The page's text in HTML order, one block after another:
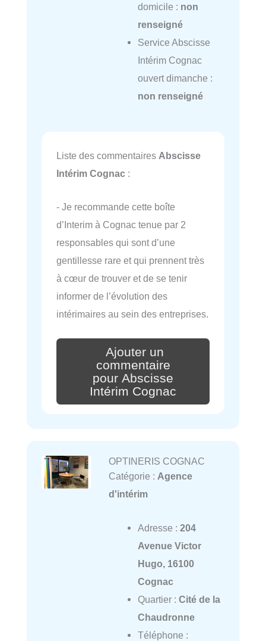
domicile : non
renseigné
Service Abscisse
Intérim Cognac
ouvert dimanche :
non renseigné
Liste des commentaires Abscisse
Intérim Cognac :
- Je recommande cette boîte
d’Interim à Cognac tenue par 2
responsables qui sont d’une
gentillesse rare et qui prennent très
à cœur de trouver et de se tenir
informer de l’évolution des
intérimaires au sein des entreprises.
Ajouter un
commentaire
pour Abscisse
Intérim Cognac
OPTINERIS COGNAC
Catégorie : Agence
d'intérim
Adresse : 204
Avenue Victor
Hugo, 16100
Cognac
Quartier : Cité de la
Chaudronne
Téléphone :